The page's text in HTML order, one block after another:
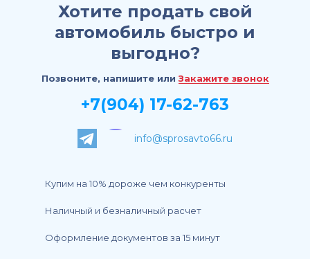
Хотите продать свой
автомобиль быстро и
выгодно?
+7(904) 17-62-763
Позвоните, напишите илиЗакажите звонок
info@sprosavto66.ru
Купим на 10% дороже чем конкуренты
Наличный и безналичный расчет
Оформление документов за 15 минут